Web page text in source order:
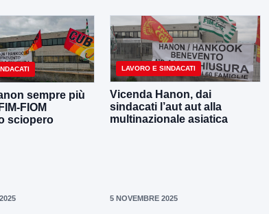
sempre più
FIOM
sciopero
LAVORO E SINDACATI
Vicenda Hanon, dai
sindacati l’aut aut alla
multinazionale asiatica
5 NOVEMBRE 2025